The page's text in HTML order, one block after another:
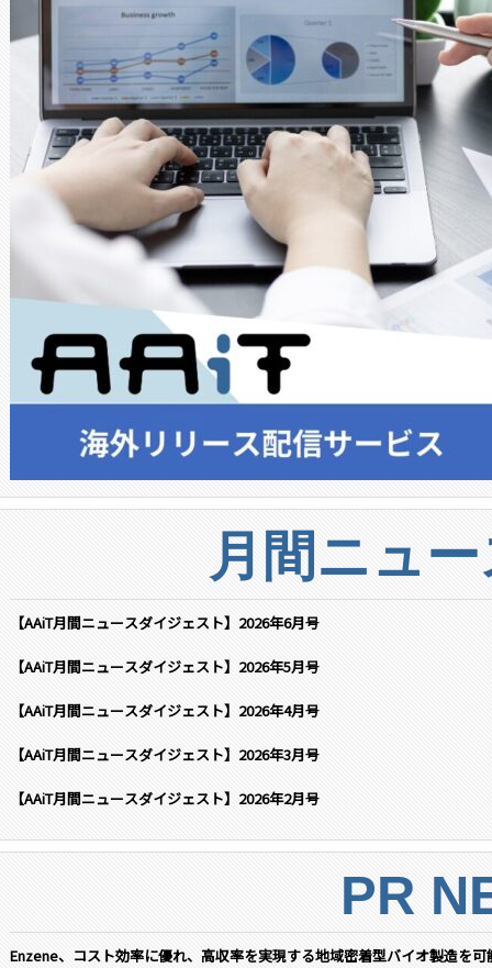
月間ニュ
【AAiT月間ニュースダイジェスト】2026年6月号
【AAiT月間ニュースダイジェスト】2026年5月号
【AAiT月間ニュースダイジェスト】2026年4月号
【AAiT月間ニュースダイジェスト】2026年3月号
【AAiT月間ニュースダイジェスト】2026年2月号
PR
Enzene、コスト効率に優れ、高収率を実現する地域密着型バイオ製造を